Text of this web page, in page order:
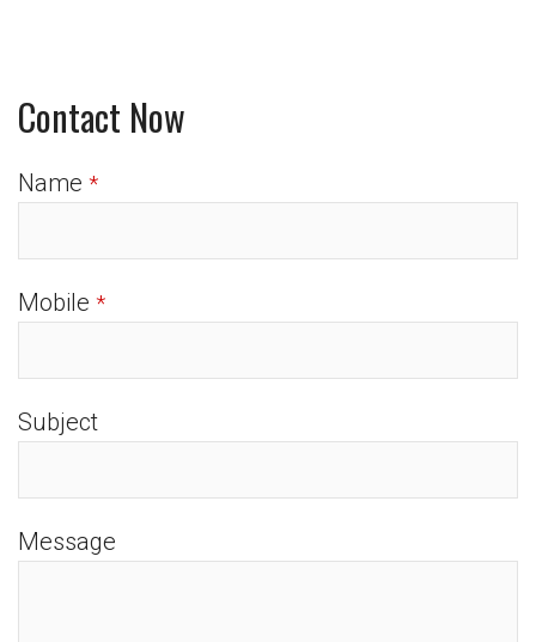
Contact Now
Name *
Mobile *
Subject
Message